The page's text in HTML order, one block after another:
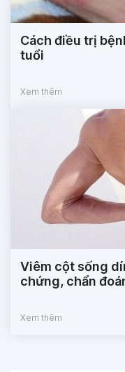
Cách điều trị
tuổi
Xem thêm
Viêm cột sống
chứng, chẩn
Xem thêm